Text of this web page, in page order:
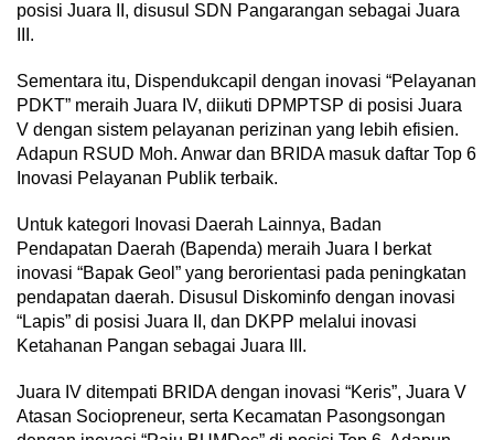
posisi Juara II, disusul SDN Pangarangan sebagai Juara
III.
Sementara itu, Dispendukcapil dengan inovasi “Pelayanan
PDKT” meraih Juara IV, diikuti DPMPTSP di posisi Juara
V dengan sistem pelayanan perizinan yang lebih efisien.
Adapun RSUD Moh. Anwar dan BRIDA masuk daftar Top 6
Inovasi Pelayanan Publik terbaik.
Untuk kategori Inovasi Daerah Lainnya, Badan
Pendapatan Daerah (Bapenda) meraih Juara I berkat
inovasi “Bapak Geol” yang berorientasi pada peningkatan
pendapatan daerah. Disusul Diskominfo dengan inovasi
“Lapis” di posisi Juara II, dan DKPP melalui inovasi
Ketahanan Pangan sebagai Juara III.
Juara IV ditempati BRIDA dengan inovasi “Keris”, Juara V
Atasan Sociopreneur, serta Kecamatan Pasongsongan